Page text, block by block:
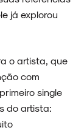
já explorou
o artista, que
com
single
do artista: